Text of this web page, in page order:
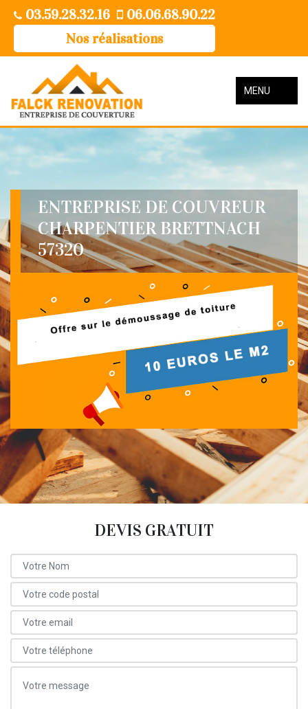
03.59.28.32.16
06.06.68.90.22
Nos réalisations
MENU
ENTREPRISE DE COUVREUR
CHARPENTIER BRETTNACH
57320
DEVIS GRATUIT